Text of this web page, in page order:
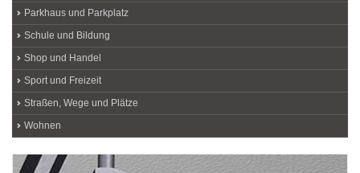
Parkhaus und Parkplatz
Schule und Bildung
Shop und Handel
Sport und Freizeit
Straßen, Wege und Plätze
Wohnen